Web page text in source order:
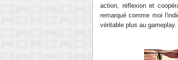
action, réflexion et
remarqué comme moi
véritable plus au